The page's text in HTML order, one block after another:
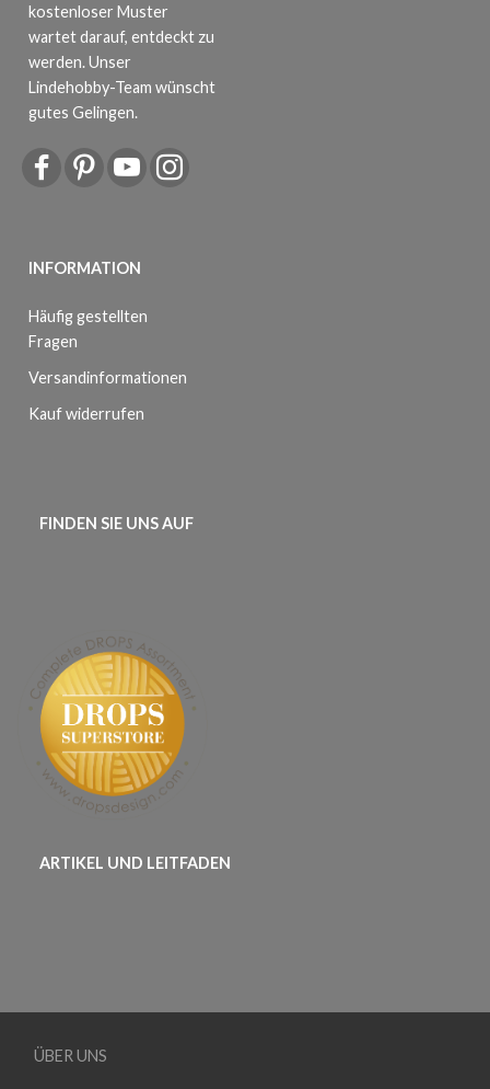
kostenloser Muster
wartet darauf, entdeckt zu
werden. Unser
Lindehobby-Team wünscht
gutes Gelingen.
INFORMATION
Häufig gestellten
Fragen
Versandinformationen
Kauf widerrufen
FINDEN SIE UNS AUF
ARTIKEL UND LEITFADEN
ÜBER UNS